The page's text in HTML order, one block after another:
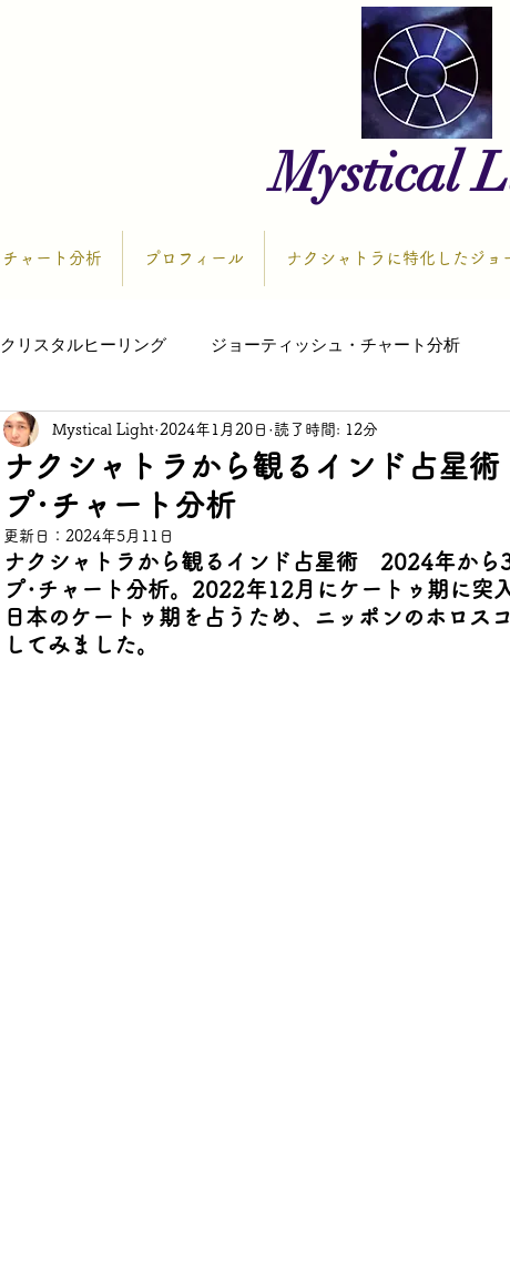
Mystical
チャート分析 プロフィール ナクシャトラに特化したジョ
クリスタルヒーリング ジョーティッシュ・チャート分析
ナクシャトラから観るインド占星
プ･チャート分析
Mystical Light 2024年1月20日 読了時間: 12分
更新日： 2024年5月11日
ナクシャトラから観るインド占星術　2024年か
プ･チャート分析。2022年12月にケートゥ期に突
日本のケートゥ期を占うため、ニッポンのホロス
してみました。